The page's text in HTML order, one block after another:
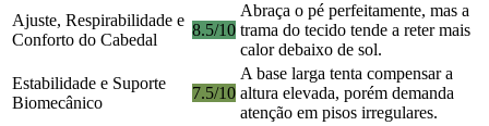
Ajuste, Respirabilidade e
Conforto do Cabedal
8.5/10
Abraça o pé perfeitamente, mas a
trama do tecido tende a reter mais
calor debaixo de sol.
Estabilidade e Suporte
Biomecânico
7.5/10
A base larga tenta compensar a
altura elevada, porém demanda
atenção em pisos irregulares.